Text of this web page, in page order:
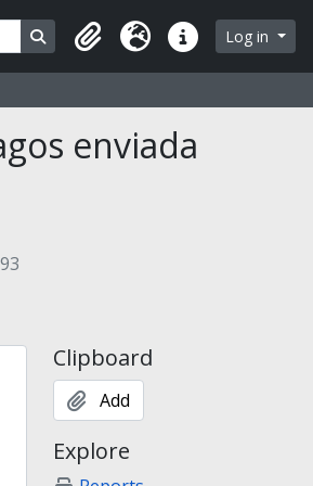
Search in browse page
ClipboardLanguageQuick linksLog in
enviada
Clipboard
Add
Explore